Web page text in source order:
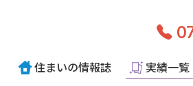
住まいの情報誌 実績一覧